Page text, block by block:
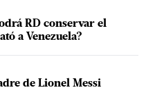
RD conservar el
a Venezuela?
de Lionel Messi